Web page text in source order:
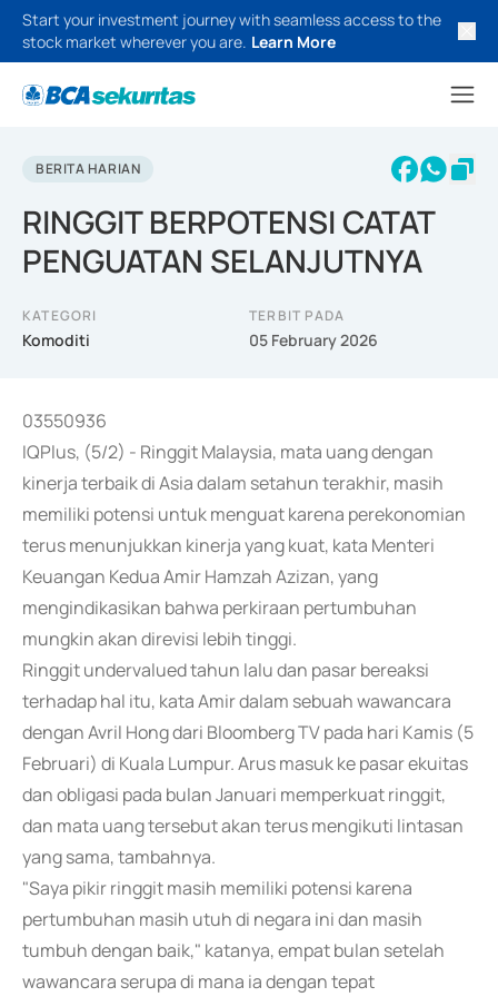
Start your investment journey with seamless access to the
stock market wherever you are. Learn More
BERITA HARIAN
RINGGIT BERPOTENSI CATAT
PENGUATAN SELANJUTNYA
KATEGORI
Komoditi
TERBIT PADA
05 February 2026
03550936
IQPlus, (5/2) - Ringgit Malaysia, mata uang dengan
kinerja terbaik di Asia dalam setahun terakhir, masih
memiliki potensi untuk menguat karena perekonomian
terus menunjukkan kinerja yang kuat, kata Menteri
Keuangan Kedua Amir Hamzah Azizan, yang
mengindikasikan bahwa perkiraan pertumbuhan
mungkin akan direvisi lebih tinggi.
Ringgit undervalued tahun lalu dan pasar bereaksi
terhadap hal itu, kata Amir dalam sebuah wawancara
dengan Avril Hong dari Bloomberg TV pada hari Kamis (5
Februari) di Kuala Lumpur. Arus masuk ke pasar ekuitas
dan obligasi pada bulan Januari memperkuat ringgit,
dan mata uang tersebut akan terus mengikuti lintasan
yang sama, tambahnya.
"Saya pikir ringgit masih memiliki potensi karena
pertumbuhan masih utuh di negara ini dan masih
tumbuh dengan baik," katanya, empat bulan setelah
wawancara serupa di mana ia dengan tepat